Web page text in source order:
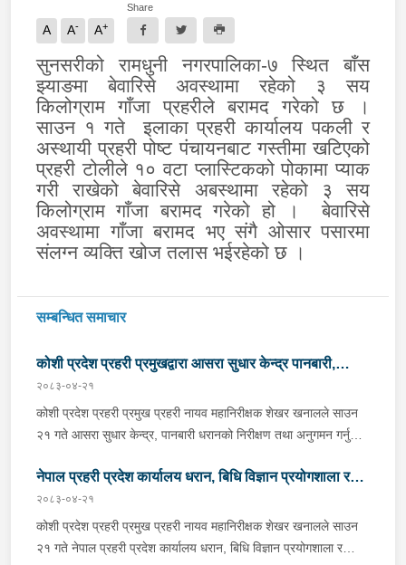
A A- A+
Share
सुनसरीकोरामधुनी नगरपालिका-७ स्थित बाँस
झ्याङमा बेवारिसे अवस्थामा रहेको ३ सय
किलोग्राम गाँजा प्रहरीले बरामद गरेको छ ।
साउन १ गते
इलाका प्रहरी कार्यालय पकली र
अस्थायी प्रहरी पोष्ट पंचायनबाट गस्तीमा खटिएको
प्रहरी टोलीले १० वटा प्लास्टिकको पोकामा प्याक
गरी राखेको बेवारिसे अबस्थामा रहेको ३ सय
किलोग्राम गाँजा बरामद गरेको हो ।
बेवारिसे
अवस्थामा गाँजा बरामद भए संगै ओसार पसारमा
संलग्न व्यक्ति खोज तलास भईरहेको छ ।
सम्बन्धित समाचार
कोशी प्रदेश प्रहरी प्रमुखद्वारा आसरा सुधार केन्द्र पानबारी,
धरानको निरीक्षण
२०८३-०४-२१
कोशी प्रदेश प्रहरी प्रमुख प्रहरी नायव महानिरीक्षक शेखर खनालले साउन
२१ गते आसरा सुधार केन्द्र, पानबारी धरानको निरीक्षण तथा अनुगमन गर्नुको
निर्देशनको क्रममा वँहाले मानवीय, मर्यादित, सम्मानजनक र सहानुभूतिपूर्ण
व्यवहारले उपचार पद्दतिलाई सहज बनाई समाजमा पुनःस्थापनाको बातावरण
श्रृजना गर्न महत्वपूर्ण भुमिका निर्वाह गर्ने हुँदा सुधार केन्द्रमा रहेका
सुधारार्थीहरुको शारीरिक तथा मानसिक तन्दुरुस्ती राख्न बिभिन्न खेलकुदका
नेपाल प्रहरी प्रदेश कार्यालय धरान, बिधि विज्ञान प्रयोगशाला र
केनाईन शाखाको निरीक्षण तथा अनुगमन
२०८३-०४-२१
कोशी प्रदेश प्रहरी प्रमुख प्रहरी नायव महानिरीक्षक शेखर खनालले साउन
२१ गते नेपाल प्रहरी प्रदेश कार्यालय धरान, बिधि विज्ञान प्रयोगशाला र